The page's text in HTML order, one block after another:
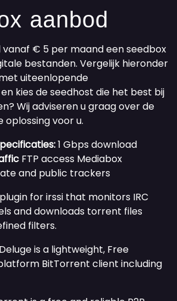
aanbod
vanaf € 5 per maand een seedbox
bestanden. Vergelijk hieronder
uiteenlopende
kies de seedhost die het best bij
Wij adviseren u graag over de
voor u.
1 Gbps download
FTP access Mediabox
and public trackers
for irssi that monitors IRC
and downloads torrent files
filters.
Deluge is a lightweight, Free
BitTorrent client including